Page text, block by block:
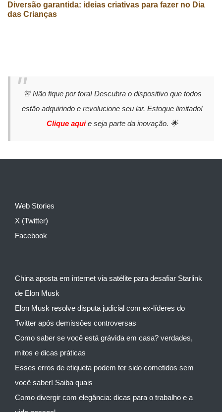
Diversão garantida: ideias criativas para fazer no Dia
das Crianças
🚨 Não fique por fora! Descubra o dispositivo que todos
estão adquirindo e revolucione seu lar. Estoque limitado!
Clique aquie seja parte da inovação. 🌟
Web Stories
X (Twitter)
Facebook
China aposta em internet via satélite para desafiar Starlink
de Elon Musk
Elon Musk resolve disputa judicial com ex-líderes do
Twitter após demissões controversas
Como saber se você está grávida em casa? verdades,
mitos e dicas práticas
Esses erros de etiqueta podem ter sido cometidos sem
você saber! Saiba quais
Como divergir com elegância: dicas para o trabalho e a